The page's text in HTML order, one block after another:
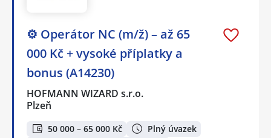
⚙️ Operátor NC (m/ž) – až 65
000 Kč + vysoké příplatky a
bonus (A14230)
HOFMANN WIZARD s.r.o.
Plzeň
50 000 – 65 000 Kč
Plný úvazek